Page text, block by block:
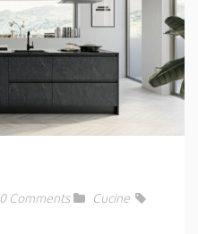
0 Comments
Cucine